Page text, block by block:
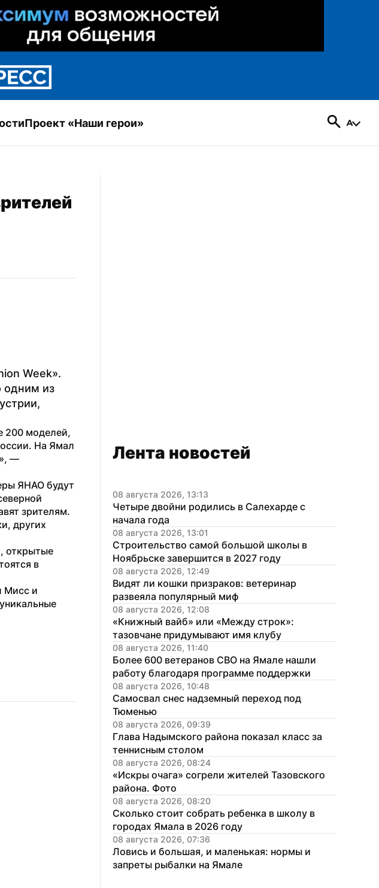
Проект «Наши герои»
Week».
одним из
200 моделей,
На Ямал
—
ЯНАО будут
зрителям.
других
открытые
в
Мисс и
Лента новостей
08 августа 2026, 13:13
Четыре двойни родились в Салехарде с
начала года
08 августа 2026, 13:01
Строительство самой большой школы в
Ноябрьске завершится в 2027 году
08 августа 2026, 12:49
Видят ли кошки призраков: ветеринар
развеяла популярный миф
08 августа 2026, 12:08
«Книжный вайб» или «Между строк»:
тазовчане придумывают имя клубу
08 августа 2026, 11:40
Более 600 ветеранов СВО на Ямале нашли
работу благодаря программе поддержки
08 августа 2026, 10:48
Самосвал снес надземный переход под
Тюменью
08 августа 2026, 09:39
Глава Надымского района показал класс за
теннисным столом
08 августа 2026, 08:24
«Искры очага» согрели жителей Тазовского
района. Фото
08 августа 2026, 08:20
Сколько стоит собрать ребенка в школу в
городах Ямала в 2026 году
08 августа 2026, 07:36
Ловись и большая, и маленькая: нормы и
запреты рыбалки на Ямале